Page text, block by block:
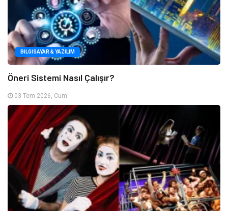
BILGISAYAR & YAZILIM
Öneri Sistemi Nasıl Çalışır?
03 Tem 2026, Cum